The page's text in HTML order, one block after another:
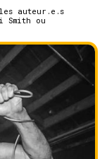
auteur.e.s
Smith ou